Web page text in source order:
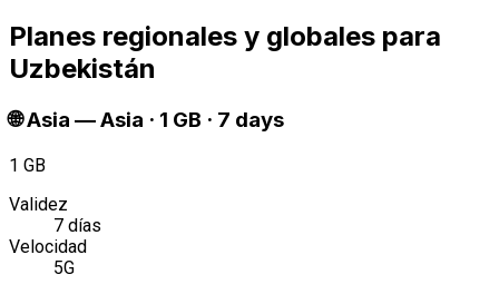
Planes regionales y globales para
Uzbekistán
🌐Asia —Asia · 1 GB · 7 days
1 GB
Validez
7 días
Velocidad
5G